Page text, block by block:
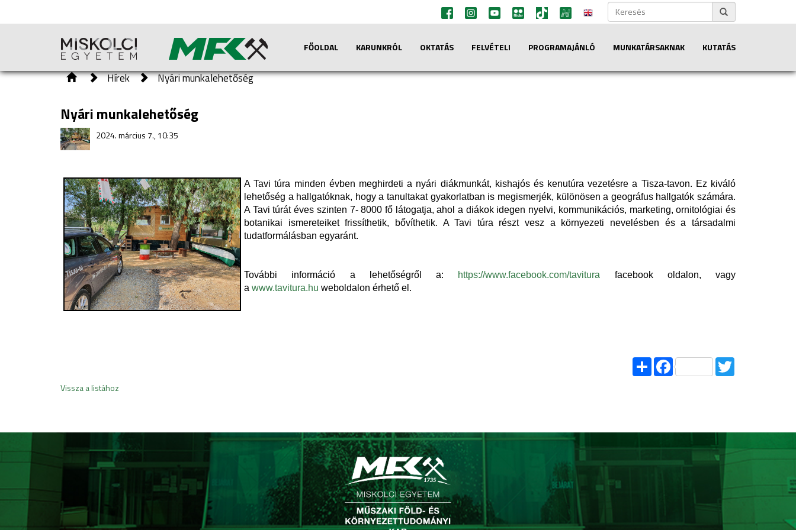
FŐOLDAL KARUNKRÓL OKTATÁS FELVÉTELI PROGRAMAJÁNLÓ MUNKATÁRSAKNAK KUTATÁS
Hírek Nyári munkalehetőség
Nyári munkalehetőség
2024. március 7., 10:35
A Tavi túra minden évben meghirdeti a nyári diákmunkát, kishajós és kenutúra vezetésre a Tisza-tavon. Ez kiváló
lehetőség a hallgatóknak, hogy a tanultakat gyakorlatban is megismerjék, különösen a geográfus hallgatók számára.
A Tavi túrát éves szinten 7- 8000 fő látogatja, ahol a diákok idegen nyelvi, kommunikációs, marketing, ornitológiai és
botanikai ismereteiket frissíthetik, bővíthetik. A Tavi túra részt vesz a környezeti nevelésben és a társadalmi
tudatformálásban egyaránt.
További információ a lehetőségről a: https://www.facebook.com/tavitura facebook oldalon, vagy
a www.tavitura.hu weboldalon érhető el.
ShareFacebook
Vissza a listához